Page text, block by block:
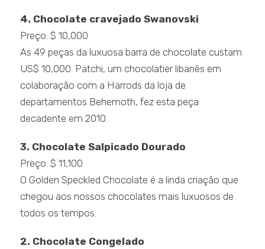
4. Chocolate cravejado Swanovski
Preço: $ 10,000
As 49 peças da luxuosa barra de chocolate custam
US$ 10,000. Patchi, um chocolatier libanês em
colaboração com a Harrods da loja de
departamentos Behemoth, fez esta peça
decadente em 2010.
3. Chocolate Salpicado Dourado
Preço: $ 11,100
O Golden Speckled Chocolate é a linda criação que
chegou aos nossos chocolates mais luxuosos de
todos os tempos.
2. Chocolate Congelado